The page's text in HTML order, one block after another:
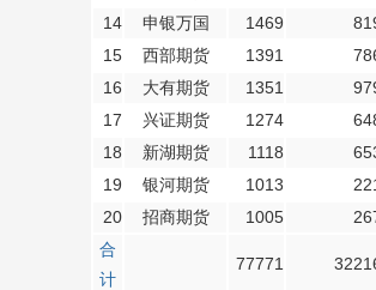
14
申银万国 1469
15
西部期货 1391
16
大有期货 1351
17
兴证期货 1274
18
新湖期货 1118
19
银河期货 1013
20
招商期货 1005
合
计
77771